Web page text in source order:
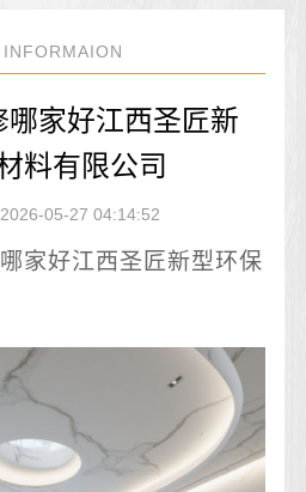
哪家好江西圣匠新
料有限公司
05-27 04:14:52
家好江西圣匠新型环保